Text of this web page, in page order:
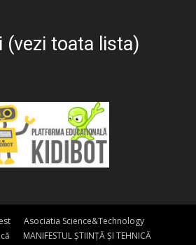
(vezi toata lista)
Asociatia Science&Technology
MANIFESTUL ȘTIINȚĂ ȘI TEHNICĂ